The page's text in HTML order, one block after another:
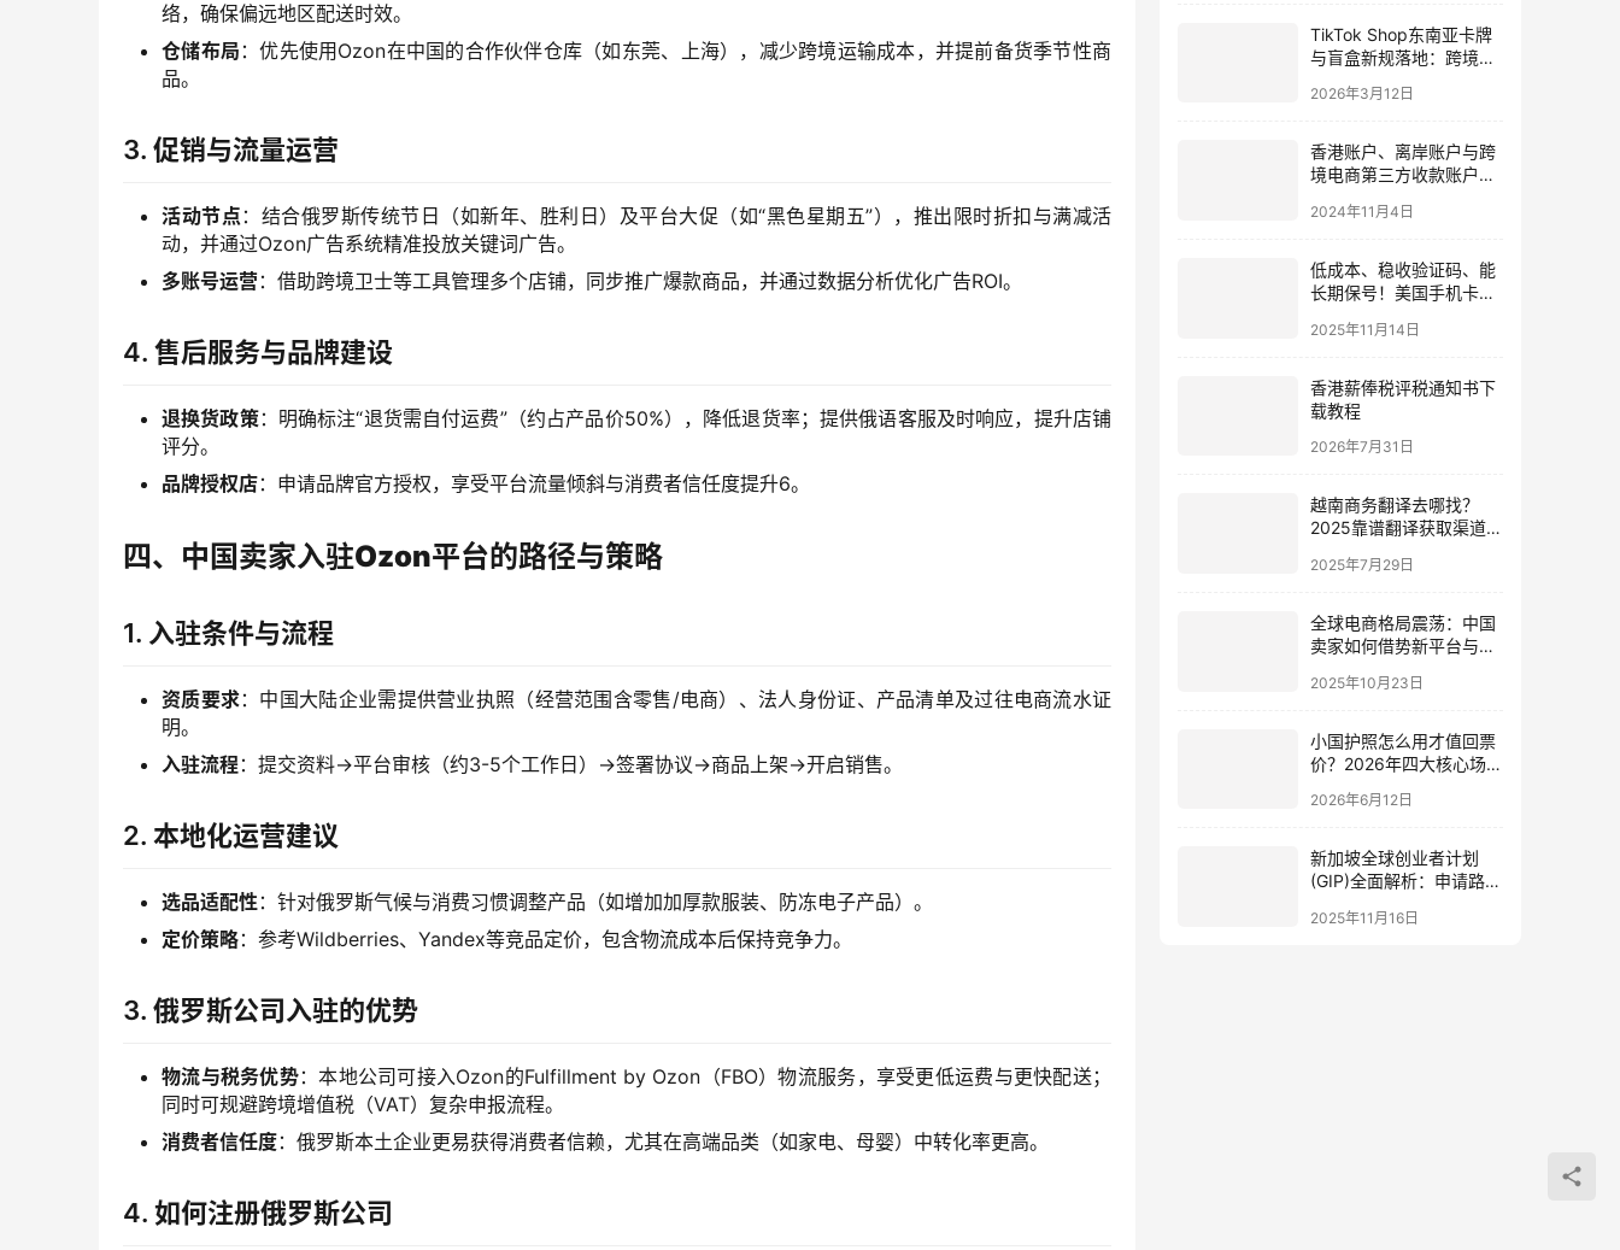
络，确保偏远地区配送时效。
仓储布局 ：优先使用Ozon在中国的合作伙伴仓库（如东莞、上海），减少跨境运输成本，并提前备货季节性商
品。
3. 促销与流量运营
活动节点 ：结合俄罗斯传统节日（如新年、胜利日）及平台大促（如“黑色星期五”），推出限时折扣与满减活
动，并通过Ozon广告系统精准投放关键词广告。
多账号运营：借助跨境卫士等工具管理多个店铺，同步推广爆款商品，并通过数据分析优化广告ROI。
4. 售后服务与品牌建设
退换货政策：明确标注“退货需自付运费”（约占产品价50%），降低退货率；提供俄语客服及时响应，提升店铺
评分。
品牌授权店：申请品牌官方授权，享受平台流量倾斜与消费者信任度提升6。
四、中国卖家入驻Ozon平台的路径与策略
1. 入驻条件与流程
资质要求：中国大陆企业需提供营业执照（经营范围含零售/电商）、法人身份证、产品清单及过往电商流水证
明。
入驻流程：提交资料→平台审核（约3-5个工作日）→签署协议→商品上架→开启销售。
2. 本地化运营建议
选品适配性：针对俄罗斯气候与消费习惯调整产品（如增加加厚款服装、防冻电子产品）。
定价策略：参考Wildberries、Yandex等竞品定价，包含物流成本后保持竞争力。
3. 俄罗斯公司入驻的优势
物流与税务优势：本地公司可接入Ozon的Fulfillment by Ozon（FBO）物流服务，享受更低运费与更快配送；
同时可规避跨境增值税（VAT）复杂申报流程。
消费者信任度：俄罗斯本土企业更易获得消费者信赖，尤其在高端品类（如家电、母婴）中转化率更高。
4. 如何注册俄罗斯公司
TikTok Shop东南亚卡牌
与盲盒新规落地：跨境卖
（2026最新解读）
2026年3月12日
香港账户、离岸账户与跨
境电商第三方收款账户，
合适的收款账户
2024年11月4日
低成本、稳收验证码、能
长期保号！美国手机卡选
推荐（跨境卖家必看）
2025年11月14日
香港薪俸税评税通知书下
载教程
2026年7月31日
越南商务翻译去哪找？
2025靠谱翻译获取渠道与
2025年7月29日
全球电商格局震荡：中国
卖家如何借势新平台与政
2025年10月23日
小国护照怎么用才值回票
价？2026年四大核心场景
2026年6月12日
新加坡全球创业者计划
(GIP)全面解析：申请路
者的机遇指南
2025年11月16日